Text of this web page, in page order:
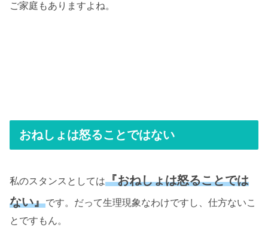
ご家庭もありますよね。
おねしょは怒ることではない
私のスタンスとしては『おねしょは怒ることでは
ない』です。だって生理現象なわけですし、仕方ないこ
とですもん。